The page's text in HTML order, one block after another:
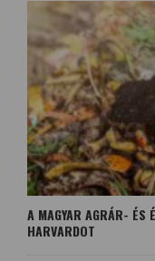
A MAGYAR AGRÁR- ÉS
HARVARDOT